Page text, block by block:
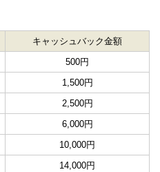
キャッシュバック金額
500円
1,500円
2,500円
6,000円
10,000円
14,000円